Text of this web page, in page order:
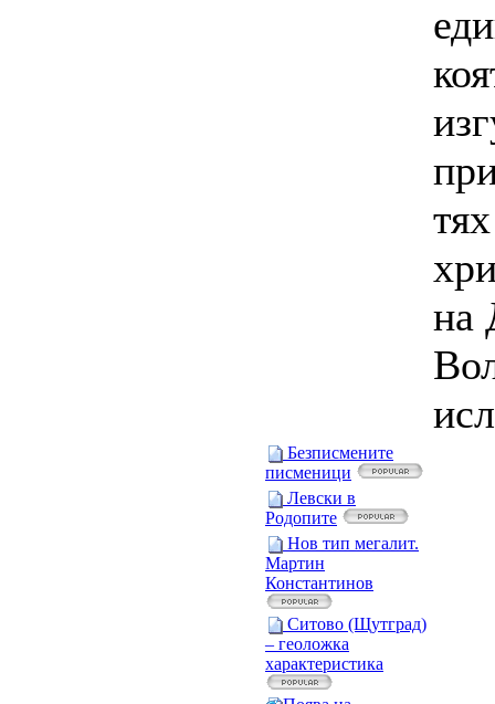
на
Безписмените
писменици
Левски в
Родопите
Нов тип мегалит.
Мартин
Константинов
Ситово (Щутград)
– геоложка
характеристика